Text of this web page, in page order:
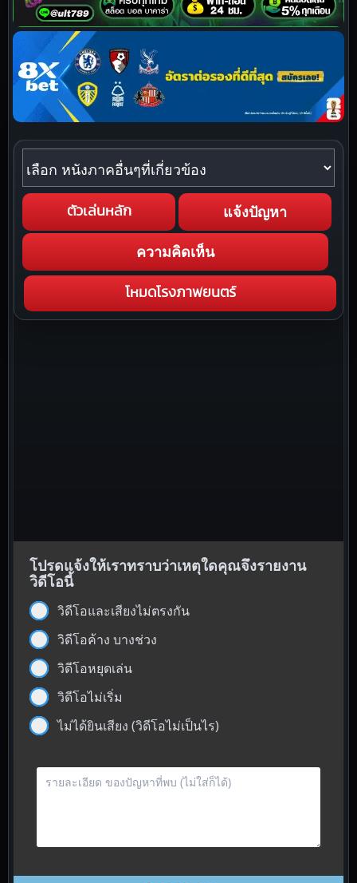
หนังภาคอื่นๆที่เกี่ยวข้อง
ตัวเล่นหลัก แจ้งปัญหา
ความคิดเห็น
โหมดโรงภาพยนตร์
โปรดแจ้งให้เราทราบว่าเหตุใดคุณจึงรายงาน
วิดีโอนี้
วิดีโอและเสียงไม่ตรงกัน
วิดีโอค้าง บางช่วง
วิดีโอหยุดเล่น
วิดีโอไม่เริ่ม
ไม่ได้ยินเสียง (วิดีโอไม่เป็นไร)